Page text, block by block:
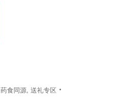
药食同源, 送礼专区